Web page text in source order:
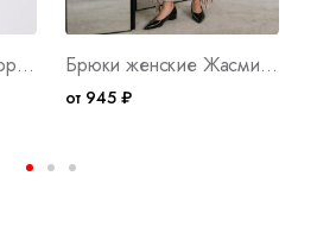
Футболка детская Якорек Арт. 436 Брюки женские Жасмин Арт. 10763
от 945 ₽